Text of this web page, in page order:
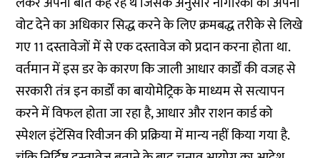
वोट देने का अधिकार सिद्ध करने के लिए क्रमबद्ध तरीके से लिखे
गए 11 दस्तावेजों में से एक दस्तावेज को प्रदान करना होता था.
वर्तमान में इस डर के कारण कि जाली आधार कार्डों की वजह से
सरकारी तंत्र इन कार्डों का बायोमेट्रिक के माध्यम से सत्यापन
करने में विफल होता जा रहा है, आधार और राशन कार्ड को
स्पेशल इंटेंसिव रिवीजन की प्रक्रिया में मान्य नहीं किया गया है.